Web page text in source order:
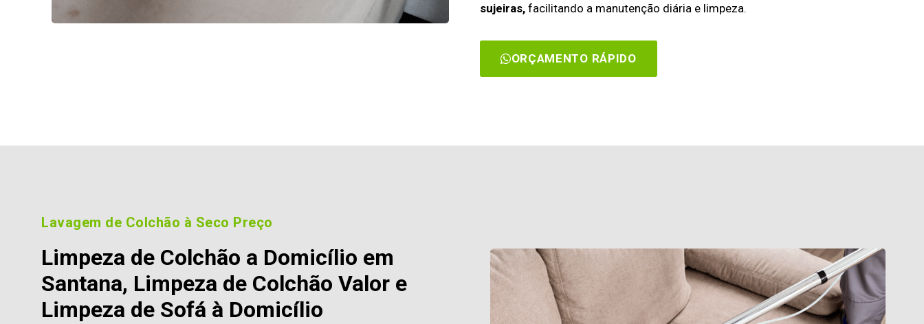
sujeiras,facilitando a manutenção diária e limpeza.
ORÇAMENTO RÁPIDO
Lavagem de Colchão à Seco Preço
Limpeza de Colchão a Domicílio em
Santana, Limpeza de Colchão Valor e
Limpeza de Sofá à Domicílio